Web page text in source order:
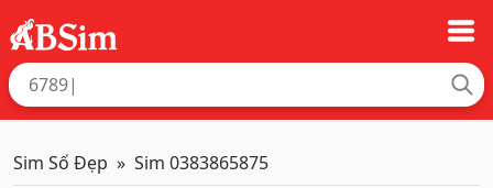
Sim Số Đẹp Sim 0383865875